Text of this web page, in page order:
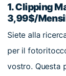
1.Clipping
3,99$/
Siete alla
per il
vostro. Questa